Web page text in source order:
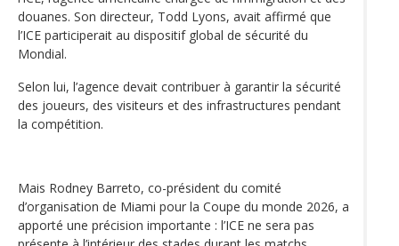
douanes. Son directeur, Todd Lyons, avait affirmé que
l’ICE participerait au dispositif global de sécurité du
Mondial.
Selon lui, l’agence devait contribuer à garantir la sécurité
des joueurs, des visiteurs et des infrastructures pendant
la compétition.
Mais Rodney Barreto, co-président du comité
d’organisation de Miami pour la Coupe du monde 2026, a
apporté une précision importante : l’ICE ne sera pas